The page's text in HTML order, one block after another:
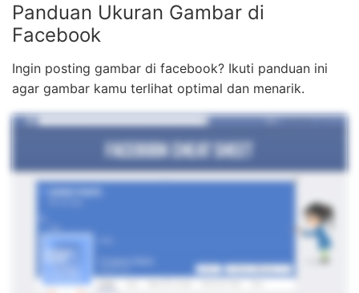
Panduan Ukuran Gambar di
Facebook
Ingin posting gambar di facebook? Ikuti panduan ini
agar gambar kamu terlihat optimal dan menarik.